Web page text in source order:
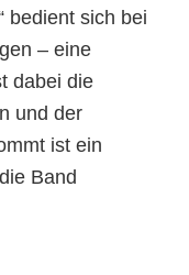
bedient sich bei
– eine
dabei die
und der
ist ein
Band